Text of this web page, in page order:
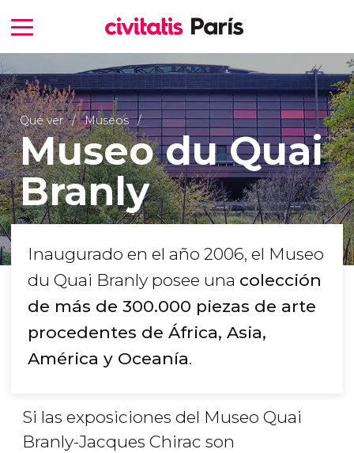
Qué ver Museos
Museo du Quai
Branly
Inaugurado en el año 2006, el Museo
du Quai Branly posee una colección
de más de 300.000 piezas de arte
procedentes de África, Asia,
América y Oceanía.
Si las exposiciones del Museo Quai
Branly-Jacques Chirac son